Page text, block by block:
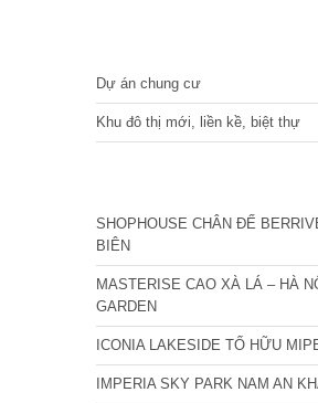
Dự án chung cư
Khu đô thị mới, liền kề, biệt thự
SHOPHOUSE CHÂN ĐẾ
BIÊN
MASTERISE CAO XÀ LÁ – HÀ
GARDEN
ICONIA LAKESIDE TỐ HỮU
IMPERIA SKY PARK NAM AN